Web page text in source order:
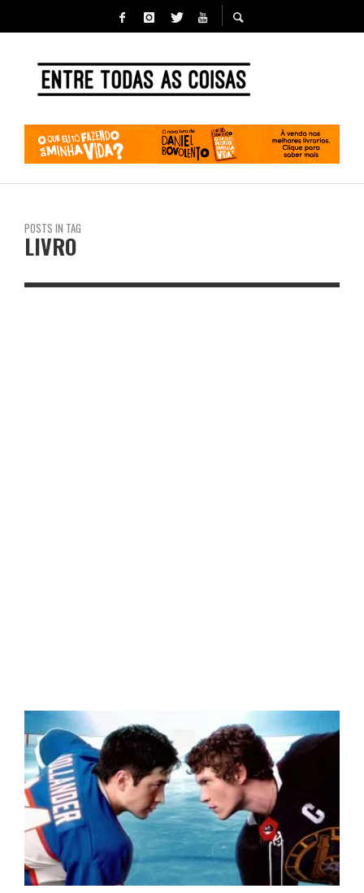
POSTS IN TAG
LIVRO